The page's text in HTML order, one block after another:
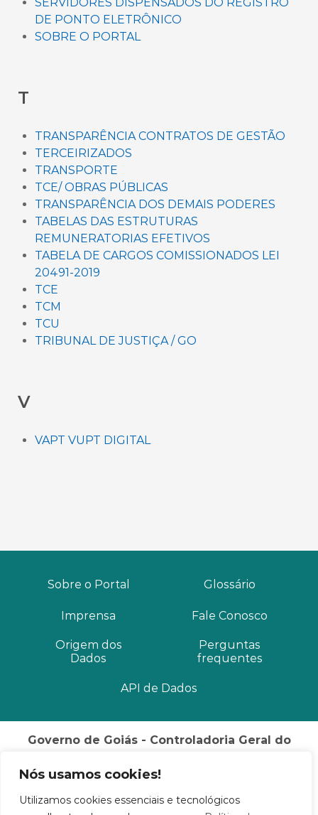
Nós usamos cookies!
Utilizamos cookies essenciais e tecnológicos
DE PONTO ELETRÔNICO
SOBRE O PORTAL
T
TRANSPARÊNCIA CONTRATOS DE GESTÃO
TERCEIRIZADOS
TRANSPORTE
TCE/ OBRAS PÚBLICAS
TRANSPARÊNCIA DOS DEMAIS PODERES
TABELAS DAS ESTRUTURAS
REMUNERATORIAS EFETIVOS
TABELA DE CARGOS COMISSIONADOS LEI
20491-2019
TCE
TCM
TCU
TRIBUNAL DE JUSTIÇA / GO
V
VAPT VUPT DIGITAL
Sobre o Portal Glossário
Imprensa Fale Conosco
Origem dos
Dados
Perguntas
frequentes
API de Dados
Governo de Goiás - Controladoria Geral do
Palácio Pedro Ludovico Teixeira Rua 82, Nº 400, 3º
Setor Sul Goiânia / GO CEP: 74015-908